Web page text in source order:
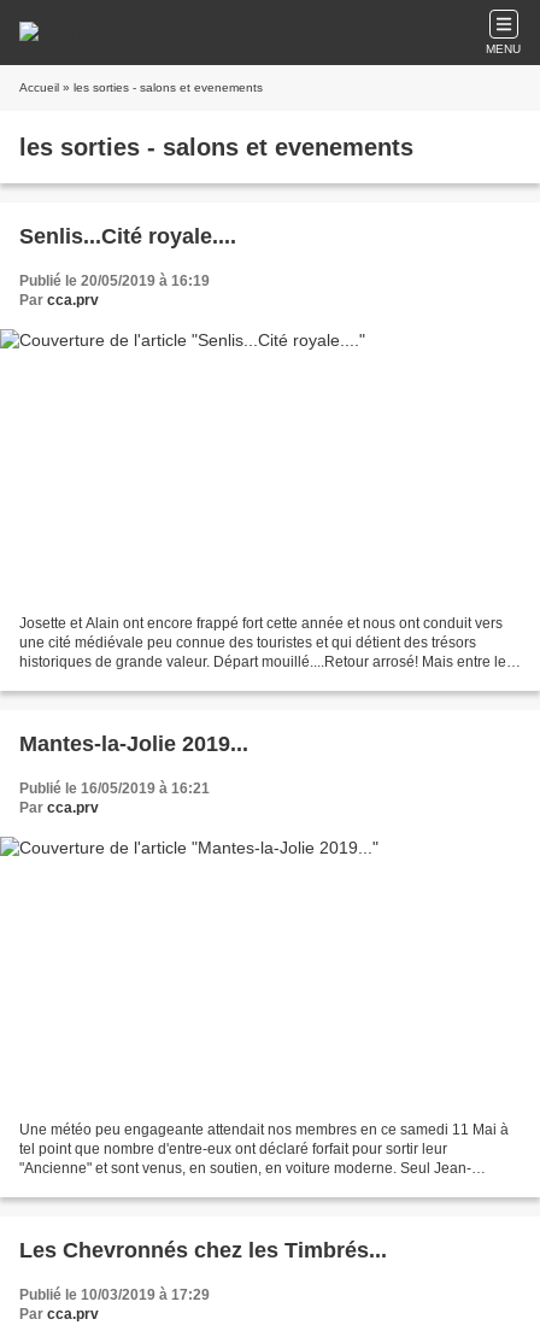
MENU
Accueil » les sorties - salons et evenements
les sorties - salons et evenements
Senlis...Cité royale....
Publié le 20/05/2019 à 16:19
Par cca.prv
Josette et Alain ont encore frappé fort cette année et nous ont conduit vers
une cité médiévale peu connue des touristes et qui détient des trésors
historiques de grande valeur. Départ mouillé....Retour arrosé! Mais entre les
Mantes-la-Jolie 2019...
Publié le 16/05/2019 à 16:21
Par cca.prv
Une météo peu engageante attendait nos membres en ce samedi 11 Mai à
tel point que nombre d'entre-eux ont déclaré forfait pour sortir leur
"Ancienne" et sont venus, en soutien, en voiture moderne. Seul Jean-
Les Chevronnés chez les Timbrés...
Publié le 10/03/2019 à 17:29
Par cca.prv